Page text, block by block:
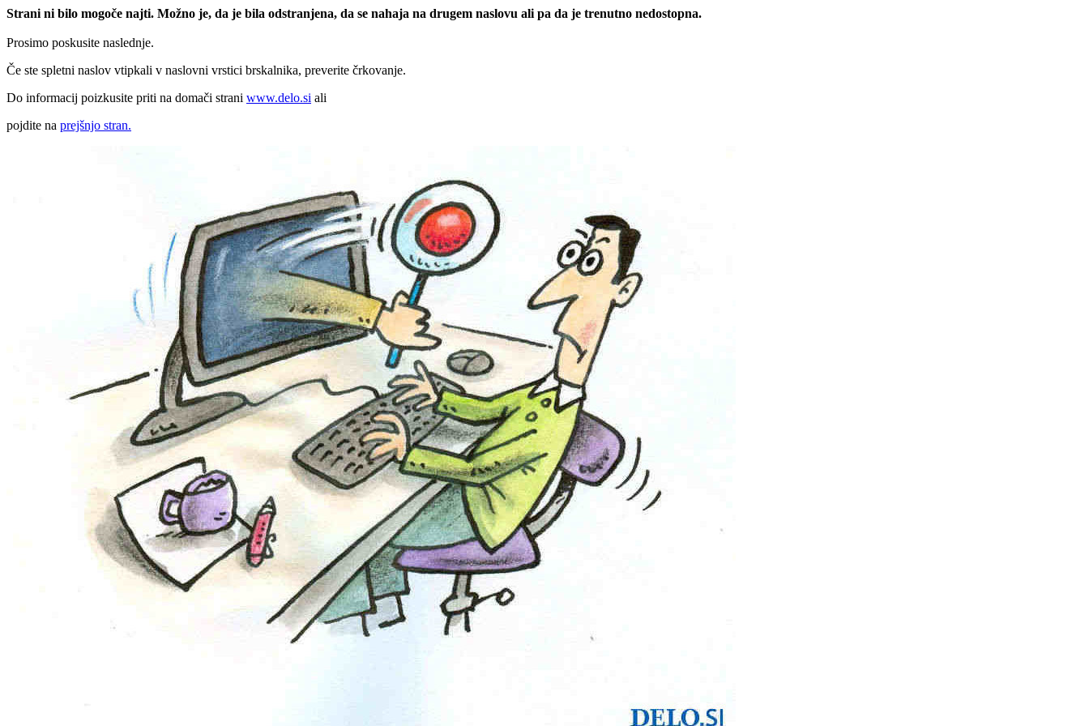
Strani ni bilo mogoče najti. Možno je, da je bila odstranjena, da se nahaja na drugem naslovu ali pa da je trenutno nedostopna.
Prosimo poskusite naslednje.
Če ste spletni naslov vtipkali v naslovni vrstici brskalnika, preverite črkovanje.
Do informacij poizkusite priti na domači strani www.delo.si ali
pojdite na prejšnjo stran.